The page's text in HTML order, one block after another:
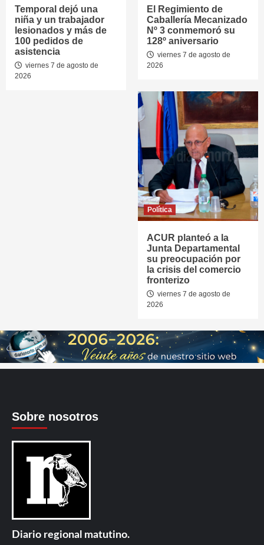
Temporal dejó una
niña y un trabajador
lesionados y más de
100 pedidos de
asistencia
viernes 7 de agosto de
2026
El Regimiento de
Caballería Mecanizado
Nº 3 conmemoró su
128º aniversario
viernes 7 de agosto de
2026
Política
ACUR planteó a la
Junta Departamental
su preocupación por
la crisis del comercio
fronterizo
viernes 7 de agosto de
2026
Sobre nosotros
Diario regional matutino.